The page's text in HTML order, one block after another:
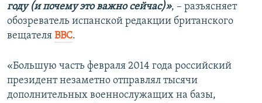
году (и почему это важно сейчас)», – разъясняет
обозреватель испанской редакции британского
вещателя ВВС.
«Большую часть февраля 2014 года российский
президент незаметно отправлял тысячи
дополнительных военнослужащих на базы,